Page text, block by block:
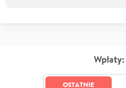
Wpłaty:
OSTATNIE